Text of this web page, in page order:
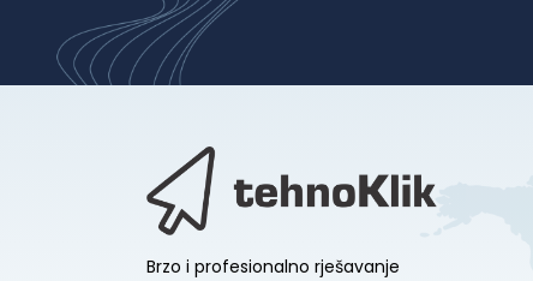
Brzo i profesionalno rješavanje